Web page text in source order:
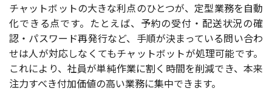
チャットボットの大きな利点のひとつが、定型業務を自動
化できる点です。たとえば、予約の受付・配送状況の確
認・パスワード再発行など、手順が決まっている問い合わ
せは人が対応しなくてもチャットボットが処理可能です。
これにより、社員が単純作業に割く時間を削減でき、本来
注力すべき付加価値の高い業務に集中できます。